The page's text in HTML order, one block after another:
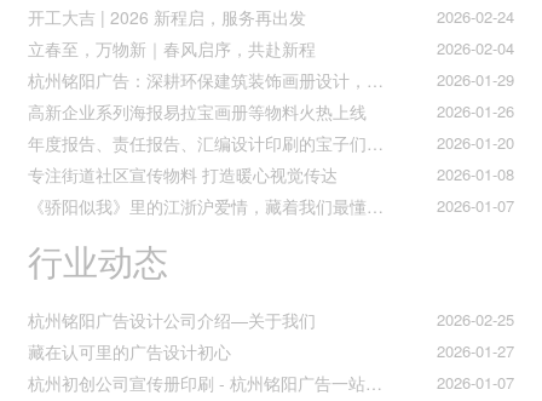
2026-02-24
开工大吉 | 2026 新程启，服务再出发
2026-02-04
立春至，万物新｜春风启序，共赴新程
2026-01-29
杭州铭阳广告：深耕环保建筑装饰画册设计，赋能空间美学与可持续发展
2026-01-26
高新企业系列海报易拉宝画册等物料火热上线
2026-01-20
年度报告、责任报告、汇编设计印刷的宝子们集合！
2026-01-08
专注街道社区宣传物料 打造暖心视觉传达
2026-01-07
《骄阳似我》里的江浙沪爱情，藏着我们最懂的温柔与默契
行业动态
2026-02-25
杭州铭阳广告设计公司介绍—关于我们
2026-01-27
藏在认可里的广告设计初心
2026-01-07
杭州初创公司宣传册印刷 - 杭州铭阳广告一站式解决方案